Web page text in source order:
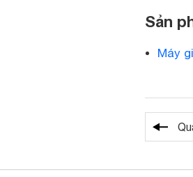
Sản
Máy